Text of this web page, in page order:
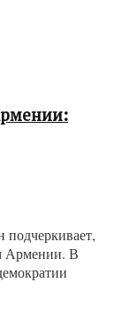
Армении. В